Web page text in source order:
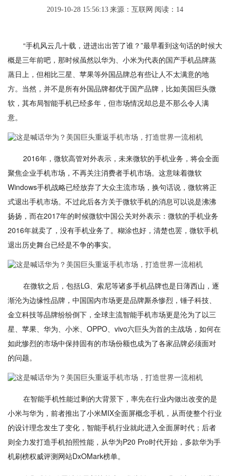
2019-10-28 15:56:13 来源：互联网 阅读：14
“手机风云几十载，进进出出苦了谁？”最早看到这句话的时候大
概是三年前吧，那时候虽然以华为、小米为代表的国产手机品牌蒸
蒸日上，但相比三星、苹果等外国品牌总有些让人不太满意的地
方。当然，并不是所有外国品牌都优于国产品牌，比如美国巨头微
软，其布局智能手机已经多年，但市场情况却总是不那么令人满
意。
2016年，微软高管对外表示，未来微软的手机业务，将会全面
聚焦企业手机市场，不再关注消费者手机市场。这意味着微软
Windows手机战略已经放弃了大众主流市场，换句话说，微软将正
式退出手机市场。不过此后各方关于微软手机的消息可以说是沸沸
扬扬，而在2017年的时候微软中国公关对外表示：微软的手机业务
2016年就卖了，没有手机业务了。糊涂也好，清楚也罢，微软手机
退出历史舞台已经是不争的事实。
在微软之后，包括LG、索尼等诸多手机品牌也是日薄西山，逐
渐沦为边缘性品牌，中国国内市场更是品牌厮杀惨烈，锤子科技、
金立科技等品牌纷纷倒下，全球主流智能手机市场更是沦为了以三
星、苹果、华为、小米、OPPO、vivo六巨头为首的主战场，如何在
如此惨烈的市场中保持固有的市场份额也成为了各家品牌必须面对
的问题。
在智能手机性能过剩的大背景下，率先在行业内做出改变的是
小米与华为，前者推出了小米MIX全面屏概念手机，从而使整个行业
的设计理念发生了变化，智能手机行业就此进入全面屏时代；后者
则全力发打造手机拍照性能，从华为P20 Pro时代开始，多款华为手
机刷榜权威评测网站DxOMark榜单。